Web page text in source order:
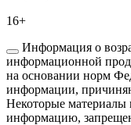
16+
Информация о
информационной
на основании норм
информации,
Некоторые материалы
информацию,